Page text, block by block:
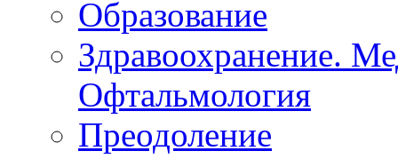
Социализация
Образование
Здравоохранение.
Офтальмология